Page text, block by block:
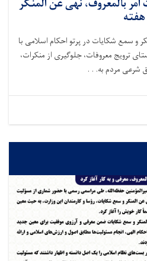
بالمعروف، نهی عن المنکر
و سمع شکایات در پرتو احکام اسلامی با
ترویج معروفات، جلوگیری از منکرات،
شرعی مردم به. . .